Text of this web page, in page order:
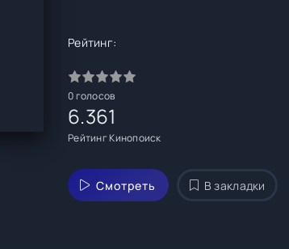
Рейтинг:
0голосов
6.361
Рейтинг Кинопоиск
Смотреть В закладки